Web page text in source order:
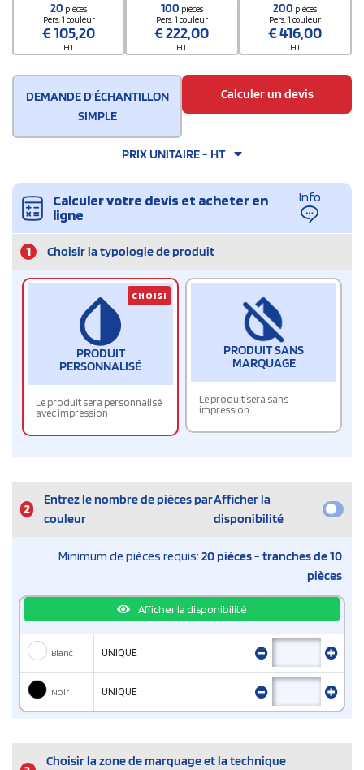
20 pièces
Pers. 1 couleur
€105,20
HT
100 pièces
Pers. 1 couleur
€222,00
HT
200 pièces
Pers. 1 couleur
€416,00
HT
DEMANDE D'ÉCHANTILLON
SIMPLE
Calculer un devis
PRIX UNITAIRE - HT
Calculer votre devis et acheter en
ligne
Info
1 Choisir la typologie de produit
PRODUIT
PERSONNALISÉ
Le produit sera personnalisé
avec impression
CHOISI
PRODUIT SANS
MARQUAGE
Le produit sera sans
impression.
2
Entrez le nombre de pièces par
couleur
Afficher la
disponibilité
Minimum de pièces requis: 20 pièces - tranches de 10
pièces
Afficher la disponibilité
Blanc UNIQUE
Noir UNIQUE
Choisir la zone de marquage et la technique